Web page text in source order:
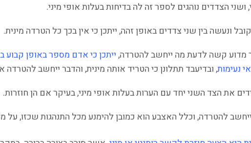
הצדדים נוהגים לספר זה לה בדיחות בעלות אופי מיני.
ונעשה בין שני צדדים באופן זהה, ייתכן כי אין בכך כל הטרדה מינית.
מדוע קשה לדעת מה ייחשב להטרדה,ייתכן כי אדם מספר באופן
נעימות, ובדיעבד תתלונן כי הטריד אותה מינית, והדבר ייחשב
את הצד השני יחד עם הערות בעלות אופי מיני, בעיקר אם הן חוזרות.
להטרדה, וכלל האצבע הוא כמובן להימנע מכל התנהגות שכזו, על